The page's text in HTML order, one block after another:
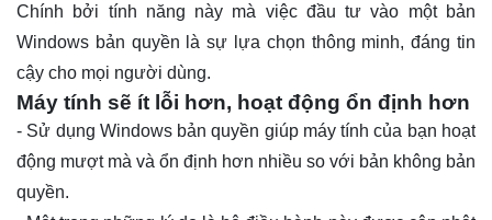
Chính bởi tính năng này mà việc đầu tư vào một bản
Windows bản quyền là sự lựa chọn thông minh, đáng tin
cậy cho mọi người dùng.
Máy tính sẽ ít lỗi hơn, hoạt động ổn định hơn
- Sử dụng Windows bản quyền giúp máy tính của bạn hoạt
động mượt mà và ổn định hơn nhiều so với bản không bản
quyền.